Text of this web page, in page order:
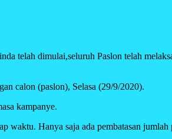
dimulai,seluruh Paslon telah
calon (paslon), Selasa (29/9/2020).
kampanye.
waktu. Hanya saja ada pembatasan